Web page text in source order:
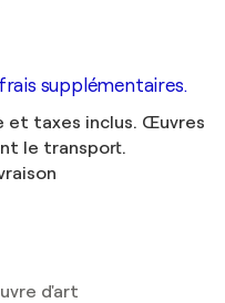
supplémentaires.
et taxes inclus. Œuvres
le transport.
d'art